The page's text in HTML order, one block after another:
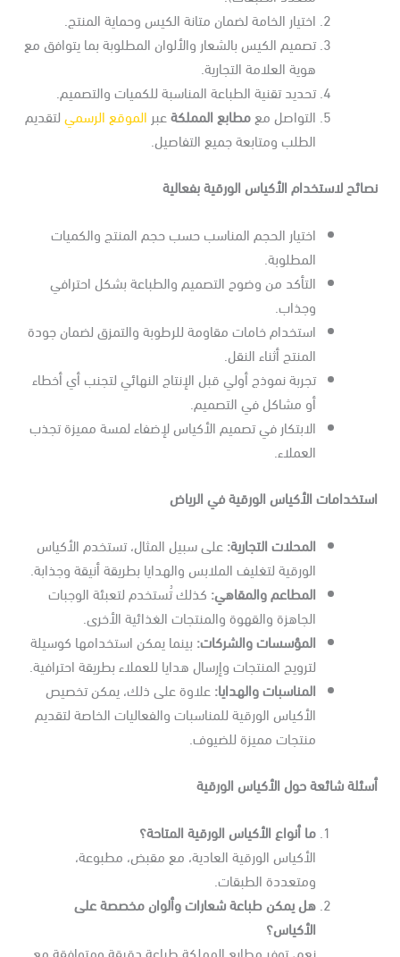
اختيار الخامة لضمان متانة الكيس وحماية المنتج.
تصميم الكيس بالشعار والألوان المطلوبة بما يتوافق مع
هوية العلامة التجارية.
تحديد تقنية الطباعة المناسبة للكميات والتصميم.
التواصل معمطابع المملكةعبرالموقع الرسميلتقديم
الطلب ومتابعة جميع التفاصيل.
لاستخدام الأكياس الورقية بفعالية
اختيار الحجم المناسب حسب حجم المنتج والكميات
المطلوبة.
التأكد من وضوح التصميم والطباعة بشكل احترافي
وجذاب.
استخدام خامات مقاومة للرطوبة والتمزق لضمان جودة
المنتج أثناء النقل.
تجربة نموذج أولي قبل الإنتاج النهائي لتجنب أي أخطاء
أو مشاكل في التصميم.
الابتكار في تصميم الأكياس لإضفاء لمسة مميزة تجذب
العملاء.
الأكياس الورقية في الرياض
المحلات التجارية:على سبيل المثال، تستخدم الأكياس
الورقية لتغليف الملابس والهدايا بطريقة أنيقة وجذابة.
المطاعم والمقاهي:كذلك تُستخدم لتعبئة الوجبات
الجاهزة والقهوة والمنتجات الغذائية الأخرى.
المؤسسات والشركات:بينما يمكن استخدامها كوسيلة
لترويج المنتجات وإرسال هدايا للعملاء بطريقة احترافية.
المناسبات والهدايا:علاوة على ذلك، يمكن تخصيص
الأكياس الورقية للمناسبات والفعاليات الخاصة لتقديم
منتجات مميزة للضيوف.
شائعة حول الأكياس الورقية
ما أنواع الأكياس الورقية المتاحة؟
الأكياس الورقية العادية، مع مقبض، مطبوعة،
ومتعددة الطبقات.
هل يمكن طباعة شعارات وألوان مخصصة على
الأكياس؟
نعم، توفر مطابع المملكة طباعة دقيقة ومتوافقة مع